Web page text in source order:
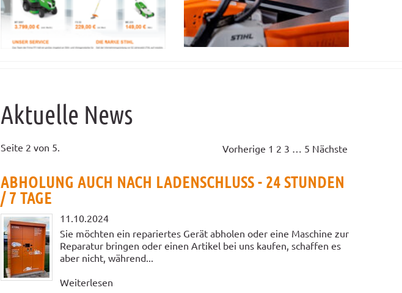
Video
Aktuelle News
Seite 2 von 5. Vorherige 1 2 3 … 5 Nächste
ABHOLUNG AUCH NACH LADENSCHLUSS - 24 STUNDEN
/ 7 TAGE
11.10.2024
Sie möchten ein repariertes Gerät abholen oder eine Maschine zur
Reparatur bringen oder einen Artikel bei uns kaufen, schaffen es
aber nicht, während...
Weiterlesen